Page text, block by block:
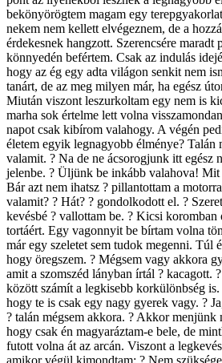
bekönyörögtem magam egy
nekem nem kellett elvégeznem, de a
érdekesnek hangzott. Szerencsére maradt
könnyedén befértem. Csak az indulás
hogy az ég egy adta világon senkit nem
tanárt, de az meg milyen már, ha egész
Miután viszont leszurkoltam egy nem is
marha sok értelme lett volna
napot csak kibírom valahogy. A végén
életem egyik legnagyobb élménye? Talán
valamit. ? Na de ne ácsorogjunk itt egész
jelenbe. ? Üljünk be inkább valahova! Mit
Bár azt nem ihatsz ? pillantottam a
valamit? ? Hát? ? gondolkodott el. ?
kevésbé ? vallottam be. ? Kicsi koromban
tortáért. Egy vagonnyit be bírtam volna
már egy szeletet sem tudok megenni. Túl
hogy öregszem. ? Mégsem vagy akkora
amit a szomszéd lányban írtál ? kacagott.
között számít a legkisebb korkülönbség
hogy te is csak egy nagy gyerek vagy. ?
? talán mégsem akkora. ? Akkor menjünk
hogy csak én magyaráztam-e bele, de
futott volna át az arcán. Viszont a
amikor végül kimondtam: ? Nem